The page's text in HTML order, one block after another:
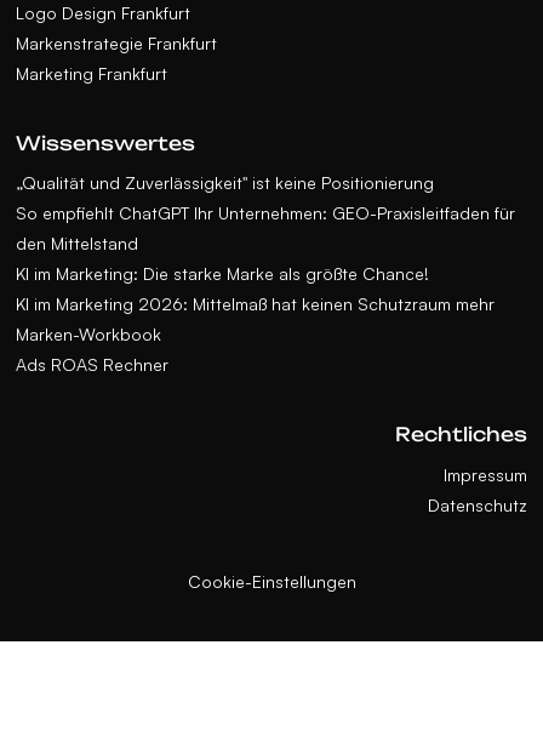
Logo Design Frankfurt
Markenstrategie Frankfurt
Marketing Frankfurt
Wissenswertes
„Qualität und Zuverlässigkeit" ist keine Positionierung
So empfiehlt ChatGPT Ihr Unternehmen: GEO-Praxisleitfaden für
den Mittelstand
KI im Marketing: Die starke Marke als größte Chance!
KI im Marketing 2026: Mittelmaß hat keinen Schutzraum mehr
Marken-Workbook
Ads ROAS Rechner
Rechtliches
Impressum
Datenschutz
Cookie-Einstellungen